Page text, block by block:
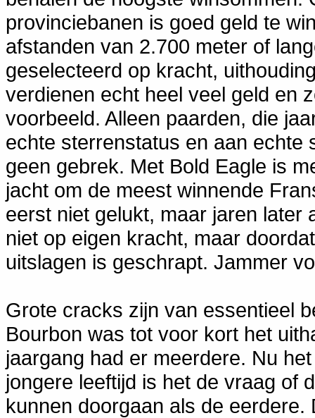
provinciebanen is goed geld te
afstanden van 2.700 meter of
geselecteerd op kracht,
verdienen echt heel veel geld en
voorbeeld. Alleen paarden, die
echte sterrenstatus en aan echte
geen gebrek. Met Bold Eagle is
jacht om de meest winnende
eerst niet gelukt, maar jaren later
niet op eigen kracht, maar
uitslagen is geschrapt. Jammer
Grote cracks zijn van essentieel
Bourbon was tot voor kort het
jaargang had er meerdere. Nu
jongere leeftijd is het de vraag of
kunnen doorgaan als de eerdere.